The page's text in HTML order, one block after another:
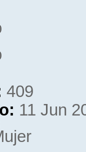
409
11 Jun